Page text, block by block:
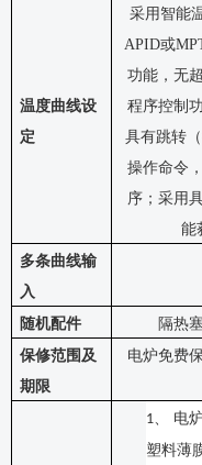
温度曲线设
定
采用智能
APID或
功能，无
程序控制
具有跳转
操作命令
序；采用
能
多条曲线输
入
随机配件 隔热
保修范围及
期限
电炉免费
1、 电
塑料薄